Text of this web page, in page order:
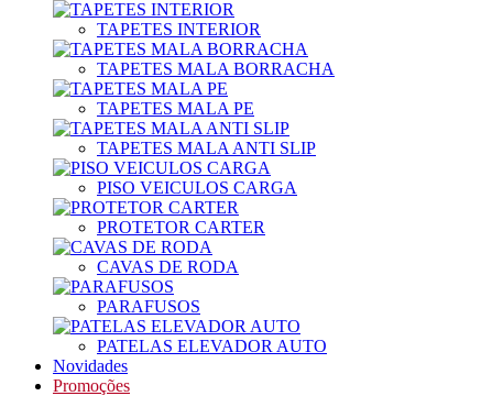
TAPETES INTERIOR
TAPETES MALA BORRACHA
TAPETES MALA PE
TAPETES MALA ANTI SLIP
PISO VEICULOS CARGA
PROTETOR CARTER
CAVAS DE RODA
PARAFUSOS
PATELAS ELEVADOR AUTO
Novidades
Promoções